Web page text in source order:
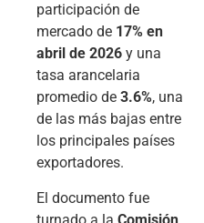
participación de
mercado de 17% en
abril de 2026 y una
tasa arancelaria
promedio de 3.6%, una
de las más bajas entre
los principales países
exportadores.
El documento fue
turnado a la Comisión